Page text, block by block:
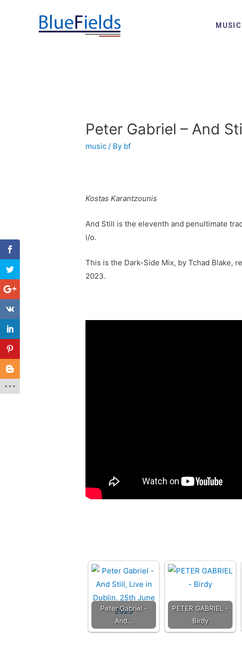
MUSIC
Peter Gabriel – And
music / By bf
Kostas Karantzounis
And Still is the eleventh and penultimate
i/o.
This is the Dark-Side Mix, by Tchad Blake,
2023.
Peter Gabriel -
And…
PETER GABRIEL -
Birdy